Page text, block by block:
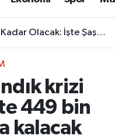
İşte Şaşırtan Rakam
krizi
449 bin
kalacak